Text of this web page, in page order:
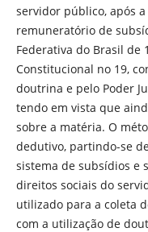
servidor público, após
remuneratório de
Federativa do Brasil de
Constitucional no 19,
doutrina e pelo Poder
tendo em vista que
sobre a matéria. O
dedutivo, partindo-se
sistema de subsídios e
direitos sociais do
utilizado para a coleta
com a utilização de